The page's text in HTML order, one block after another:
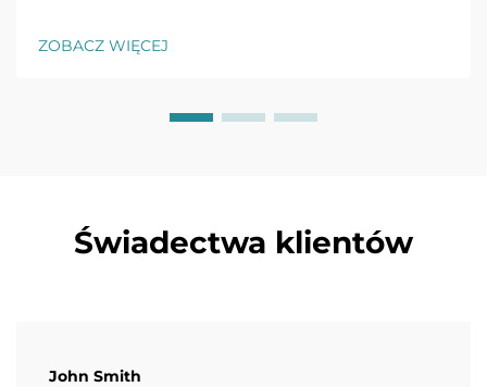
Dowiedz się więcej już dziś.
ZOBACZ WIĘCEJ
Świadectwa klientów
John Smith